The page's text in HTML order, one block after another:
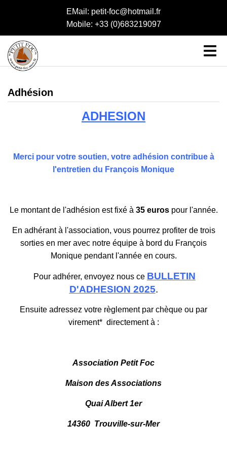
EMail: petit-foc@hotmail.fr
Mobile: +33 (0)683219097
Adhésion
ADHESION
Merci pour votre soutien, votre adhésion contribue à
l'entretien du François Monique
Le montant de l'adhésion est fixé à 35 eurospour l'année.
En adhérant à l'association, vous pourrez profiter de trois
sorties en mer avec notre équipe à bord du François
Monique pendant l'année en cours.
Pour adhérer, envoyez nous ce BULLETIN
D'ADHESION 2025.
Ensuite adressez votre règlement par chèque ou par
virement* directement à :
Association Petit Foc
Maison des Associations
Quai Albert 1er
14360 Trouville-sur-Mer